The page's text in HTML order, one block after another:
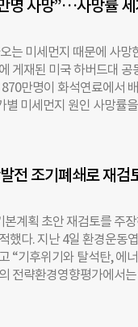
배 가까이 증가한
었다. 한국은 평균 1.3년
적인 대처로 8년 전에 비
럽도 대기오염 정도가
염에 따른 수명 단축은 세
는 초미세먼지를 10㎍/㎥
에 노출되면 호흡기 질환
(IARC)도 지난 2013년 미
그린스톤 EPIC
명 사망”…사망률 세
는 미세먼지 때문에 사망
게재된 미국 하버드대 공
만명이 화석연료에서
미세먼지 원인 사망률을
대기질 관리가 엄격해짐
로 낮아지고, 사망률도
동연구진은 전 세계를 가
다. 이번 연구의 제1저자
용하는 것에서 한 발 나아
살아가고 있는지 등을
및 사망자 수를 보다 정확
전 조기폐쇄로 재검
계획 초안 재검토를 주
했다. 지난 4일 환경운동
“기후위기와 탈석탄, 에
전략환경영향평가에서